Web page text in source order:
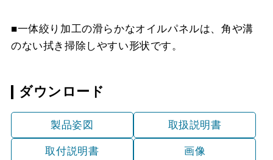
■一体絞り加工の滑らかなオイルパネルは、角や溝
のない拭き掃除しやすい形状です。
ダウンロード
製品姿図 取扱説明書
取付説明書 画像